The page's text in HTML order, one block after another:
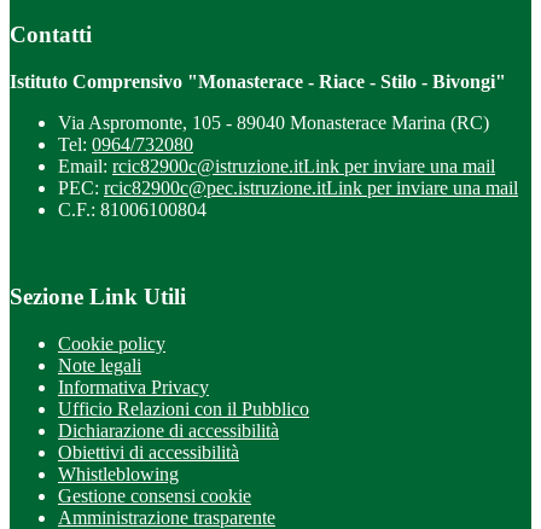
Contatti
Istituto Comprensivo "Monasterace - Riace - Stilo - Bivongi"
Via Aspromonte, 105 - 89040 Monasterace Marina (RC)
Tel: 0964/732080
Email: rcic82900c@istruzione.itLink per inviare una mail
PEC: rcic82900c@pec.istruzione.itLink per inviare una mail
C.F.: 81006100804
Sezione Link Utili
Cookie policy
Note legali
Informativa Privacy
Ufficio Relazioni con il Pubblico
Dichiarazione di accessibilità
Obiettivi di accessibilità
Whistleblowing
Gestione consensi cookie
Amministrazione trasparente